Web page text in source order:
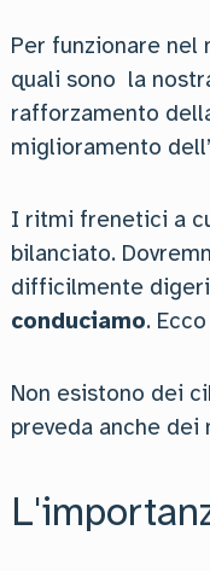
Per funzionare
quali sono la
rafforzamento
miglioramento
I ritmi frenetici a
bilanciato.
difficilmente
conduciamo.
Non esistono dei
preveda anche dei